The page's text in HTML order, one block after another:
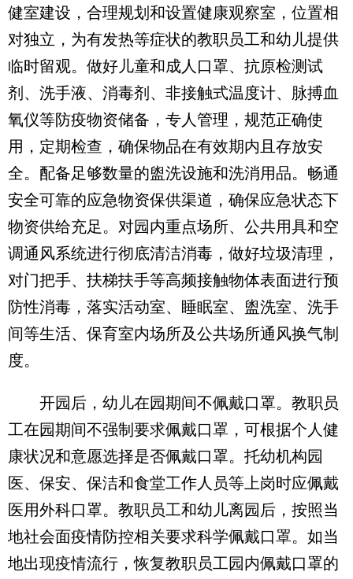
健室建设，合理规划和设置健康观察室，位置相
对独立，为有发热等症状的教职员工和幼儿提供
临时留观。做好儿童和成人口罩、抗原检测试
剂、洗手液、消毒剂、非接触式温度计、脉搏血
氧仪等防疫物资储备，专人管理，规范正确使
用，定期检查，确保物品在有效期内且存放安
全。配备足够数量的盥洗设施和洗消用品。畅通
安全可靠的应急物资保供渠道，确保应急状态下
物资供给充足。对园内重点场所、公共用具和空
调通风系统进行彻底清洁消毒，做好垃圾清理，
对门把手、扶梯扶手等高频接触物体表面进行预
防性消毒，落实活动室、睡眠室、盥洗室、洗手
间等生活、保育室内场所及公共场所通风换气制
度。
开园后，幼儿在园期间不佩戴口罩。教职员
工在园期间不强制要求佩戴口罩，可根据个人健
康状况和意愿选择是否佩戴口罩。托幼机构园
医、保安、保洁和食堂工作人员等上岗时应佩戴
医用外科口罩。教职员工和幼儿离园后，按照当
地社会面疫情防控相关要求科学佩戴口罩。如当
地出现疫情流行，恢复教职员工园内佩戴口罩的